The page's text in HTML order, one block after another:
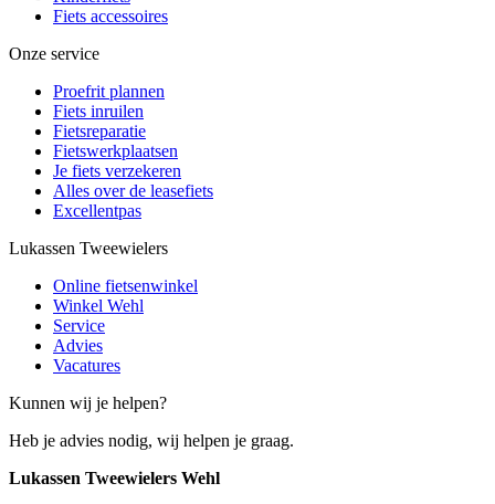
Fiets accessoires
Onze service
Proefrit plannen
Fiets inruilen
Fietsreparatie
Fietswerkplaatsen
Je fiets verzekeren
Alles over de leasefiets
Excellentpas
Lukassen Tweewielers
Online fietsenwinkel
Winkel Wehl
Service
Advies
Vacatures
Kunnen wij je helpen?
Heb je advies nodig, wij helpen je graag.
Lukassen Tweewielers Wehl